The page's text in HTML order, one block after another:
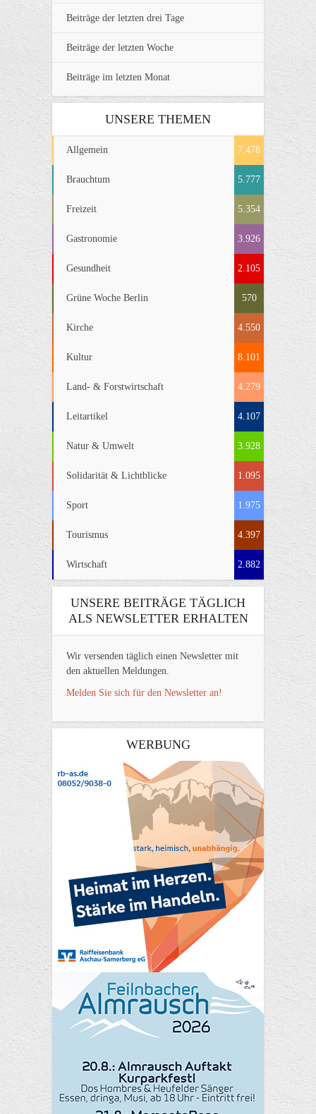
Beiträge der letzten drei Tage
Beiträge der letzten Woche
Beiträge im letzten Monat
UNSERE THEMEN
Allgemein 7.478
Brauchtum 5.777
Freizeit 5.354
Gastronomie 3.926
Gesundheit 2.105
Grüne Woche Berlin 570
Kirche 4.550
Kultur 8.101
Land- & Forstwirtschaft 4.279
Leitartikel 4.107
Natur & Umwelt 3.928
Solidarität & Lichtblicke 1.095
Sport 1.975
Tourismus 4.397
Wirtschaft 2.882
UNSERE BEITRÄGE TÄGLICH
ALS NEWSLETTER ERHALTEN
Wir versenden täglich einen Newsletter mit
den aktuellen Meldungen.
Melden Sie sich für den Newsletter an!
WERBUNG